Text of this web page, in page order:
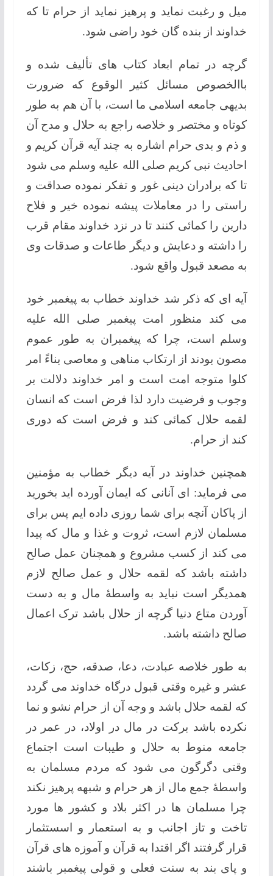
میل و رغبت نماید و پرهیز نماید از حرام تا که
خداوند از بنده گان خود راضی شود.
گرچه در تمام ابعاد کتاب های تألیف شده و
باالخصوص مسائل کثیر الوقوع که ضرورت
بدیهی جامعه اسلامی ما است، با آن هم به طور
کوتاه و مختصر و خلاصه راجع به حلال و مدح آن
و ذم و بدی حرام اشاره به چند آیه قرآن کریم و
احادیث نبی کریم صلی الله علیه وسلم می شود
تا که برادران دینی غور و تفکر نموده صداقت و
راستی را در معاملات پیشه نموده خیر و فلاح
دارین را کمائی کنند تا در نزد خداوند مقام قرب
را داشته و دعایش و دیگر طاعات و صدقات وی
به مصعد قبول واقع شود.
آیه ای که ذکر شد خداوند خطاب به پیغمبر خود
می کند منظور امت پیغمبر صلی الله علیه
وسلم است، چرا که پیغمبران به طور عموم
مصون بودند از ارتکاب مناهی و معاصی بناءً امر
کلوا متوجه امت است و امر خداوند دلالت بر
وجوب و فرضیت دارد لذا فرض است که انسان
لقمه حلال کمائی کند و فرض است که دوری
کند از حرام.
همچنین خداوند در آیه دیگر خطاب به مؤمنین
می فرماید: ای آنانی که ایمان آورده اید بخورید
از پاکان آنچه برای شما روزی داده ایم پس برای
مسلمان لازم است، ثروت و غذا و مال که پیدا
می کند از کسب مشروع و همچنان عمل صالح
داشته باشد که لقمه حلال و عمل صالح لازم
همدیگر است نباید به واسطۀ مال و به دست
آوردن متاع دنیا گرچه از حلال باشد ترک اعمال
صالح داشته باشد.
به طور خلاصه عبادت، دعا، صدقه، حج، زکات،
عشر و غیره وقتی قبول درگاه خداوند می گردد
که لقمه حلال باشد و وجه آن از حرام نشو و نما
نکرده باشد برکت در مال در اولاد، در عمر در
جامعه منوط به حلال و طیبات است اجتماع
وقتی دگرگون می شود که مردم مسلمان به
واسطۀ جمع مال از هر حرام و شبهه پرهیز نکند
چرا مسلمان ها در اکثر بلاد و کشور ها مورد
تاخت و تاز اجانب و به استعمار و اسستثمار
قرار گرفتند اگر اقتدا به قرآن و آموزه های قرآن
و پای بند به سنت فعلی و قولی پیغمبر باشند